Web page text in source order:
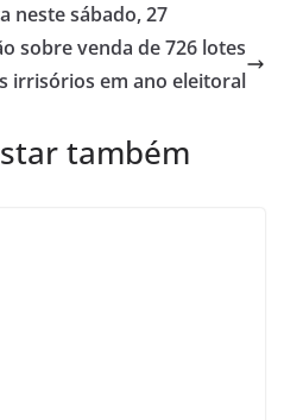
neste sábado, 27
sobre venda de 726 lotes
irrisórios em ano eleitoral
também